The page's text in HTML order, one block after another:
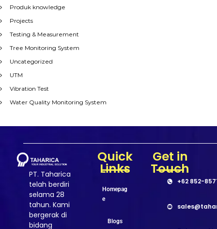
Produk knowledge
Projects
Testing & Measurement
Tree Monitoring System
Uncategorized
UTM
Vibration Test
Water Quality Monitoring System
PT. Taharica
telah berdiri
selama 28
tahun. Kami
bergerak di
bidang
Quick
Links
Homepag
e
Blogs
Get in
Touch
+62 852-